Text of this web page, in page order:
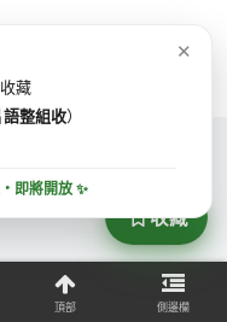
All Rights Reserved.
頂部 側邊欄
收藏
收藏
語整組收）
即將開放 ✨
✕